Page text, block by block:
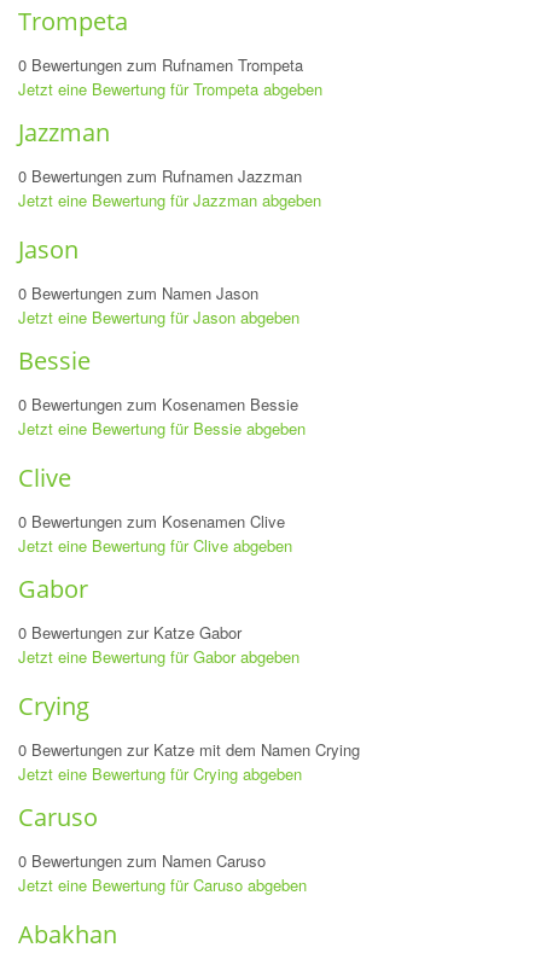
Trompeta
0 Bewertungen zum Rufnamen Trompeta
Jetzt eine Bewertung für Trompeta abgeben
Jazzman
0 Bewertungen zum Rufnamen Jazzman
Jetzt eine Bewertung für Jazzman abgeben
Jason
0 Bewertungen zum Namen Jason
Jetzt eine Bewertung für Jason abgeben
Bessie
0 Bewertungen zum Kosenamen Bessie
Jetzt eine Bewertung für Bessie abgeben
Clive
0 Bewertungen zum Kosenamen Clive
Jetzt eine Bewertung für Clive abgeben
Gabor
0 Bewertungen zur Katze Gabor
Jetzt eine Bewertung für Gabor abgeben
Crying
0 Bewertungen zur Katze mit dem Namen Crying
Jetzt eine Bewertung für Crying abgeben
Caruso
0 Bewertungen zum Namen Caruso
Jetzt eine Bewertung für Caruso abgeben
Abakhan